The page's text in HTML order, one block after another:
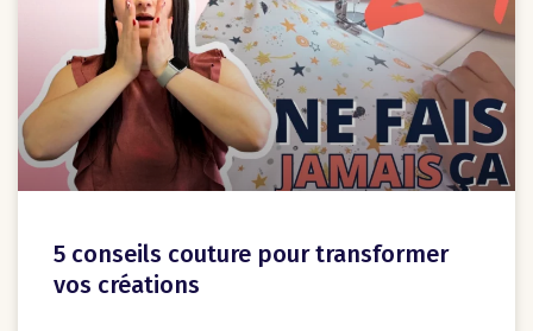
5 conseils couture pour transformer
vos créations